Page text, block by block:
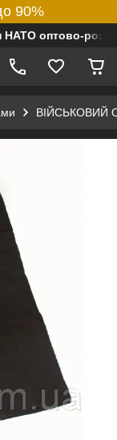
90%
НАТО оптово-
ВІЙСЬКОВИЙ